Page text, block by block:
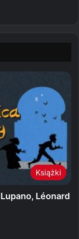
Książki
Léonard